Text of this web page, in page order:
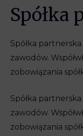
Spółka
Spółka
zawodów.
zobowiązania
Spółka
zawodów.
zobowiązania